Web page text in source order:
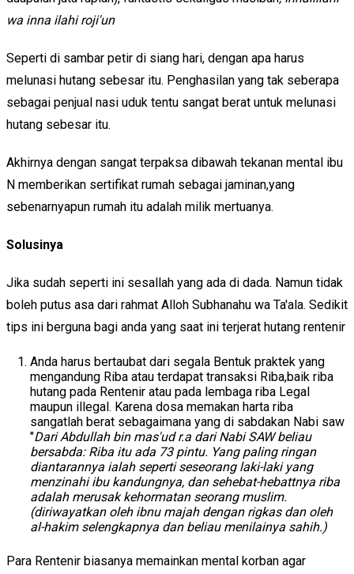
wa inna ilahi roji'un
Seperti di sambar petir di siang hari, dengan apa harus
melunasi hutang sebesar itu. Penghasilan yang tak seberapa
sebagai penjual nasi uduk tentu sangat berat untuk melunasi
hutang sebesar itu.
Akhirnya dengan sangat terpaksa dibawah tekanan mental ibu
N memberikan sertifikat rumah sebagai jaminan,yang
sebenarnyapun rumah itu adalah milik mertuanya.
Solusinya
Jika sudah seperti ini sesallah yang ada di dada. Namun tidak
boleh putus asa dari rahmat Alloh Subhanahu wa Ta'ala. Sedikit
tips ini berguna bagi anda yang saat ini terjerat hutang rentenir
Anda harus bertaubat dari segala Bentuk praktek yang
mengandung Riba atau terdapat transaksi Riba,baik riba
hutang pada Rentenir atau pada lembaga riba Legal
maupun illegal. Karena dosa memakan harta riba
sangatlah berat sebagaimana yang di sabdakan Nabi saw
"Dari Abdullah bin mas'ud r.a dari Nabi SAW beliau
bersabda: Riba itu ada 73 pintu. Yang paling ringan
diantarannya ialah seperti seseorang laki-laki yang
menzinahi ibu kandungnya, dan sehebat-hebattnya riba
adalah merusak kehormatan seorang muslim.
(diriwayatkan oleh ibnu majah dengan rigkas dan oleh
al-hakim selengkapnya dan beliau menilainya sahih. )
Para Rentenir biasanya memainkan mental korban agar